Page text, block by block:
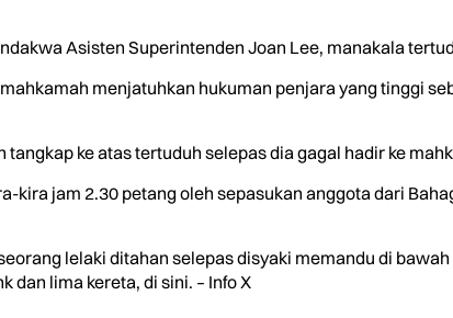
Asisten Superintenden Joan Lee, manakala
menjatuhkan hukuman penjara yang tinggi
ke atas tertuduh selepas dia gagal hadir ke
kira jam 2.30 petang oleh sepasukan anggota dari
lelaki ditahan selepas disyaki memandu di
dan lima kereta, di sini. – Info X